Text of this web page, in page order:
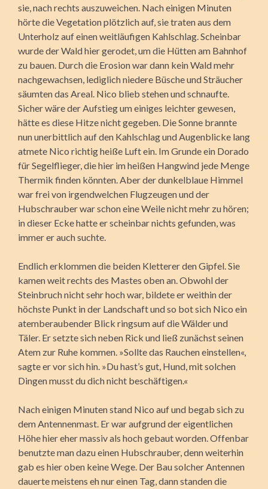
sie, nach rechts auszuweichen. Nach einigen Minuten
hörte die Vegetation plötzlich auf, sie traten aus dem
Unterholz auf einen weitläufigen Kahlschlag. Scheinbar
wurde der Wald hier gerodet, um die Hütten am Bahnhof
zu bauen. Durch die Erosion war dann kein Wald mehr
nachgewachsen, lediglich niedere Büsche und Sträucher
säumten das Areal. Nico blieb stehen und schnaufte.
Sicher wäre der Aufstieg um einiges leichter gewesen,
hätte es diese Hitze nicht gegeben. Die Sonne brannte
nun unerbittlich auf den Kahlschlag und Augenblicke lang
atmete Nico richtig heiße Luft ein. Im Grunde ein Dorado
für Segelflieger, die hier im heißen Hangwind jede Menge
Thermik finden könnten. Aber der dunkelblaue Himmel
war frei von irgendwelchen Flugzeugen und der
Hubschrauber war schon eine Weile nicht mehr zu hören;
in dieser Ecke hatte er scheinbar nichts gefunden, was
immer er auch suchte.
Endlich erklommen die beiden Kletterer den Gipfel. Sie
kamen weit rechts des Mastes oben an. Obwohl der
Steinbruch nicht sehr hoch war, bildete er weithin der
höchste Punkt in der Landschaft und so bot sich Nico ein
atemberaubender Blick ringsum auf die Wälder und
Täler. Er setzte sich neben Rick und ließ zunächst seinen
Atem zur Ruhe kommen. »Sollte das Rauchen einstellen«,
sagte er vor sich hin. »Du hast’s gut, Hund, mit solchen
Dingen musst du dich nicht beschäftigen.«
Nach einigen Minuten stand Nico auf und begab sich zu
dem Antennenmast. Er war aufgrund der eigentlichen
Höhe hier eher massiv als hoch gebaut worden. Offenbar
benutzte man dazu einen Hubschrauber, denn weiterhin
gab es hier oben keine Wege. Der Bau solcher Antennen
dauerte meistens eh nur einen Tag, dann standen die